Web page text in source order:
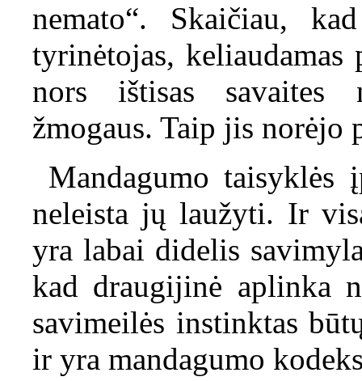
nemato“. Skaičiau,
tyrinėtojas, keliaudamas
nors ištisas savaites
žmogaus. Taip jis norėjo
Mandagumo taisyklės
neleista jų laužyti. Ir
yra labai didelis
kad draugijinė aplinka
savimeilės instinktas
ir yra mandagumo